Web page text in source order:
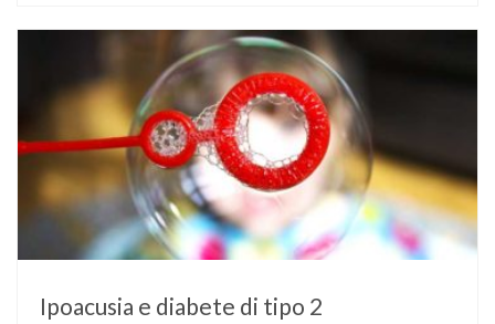
come ingannare il metabolismo ed evitare che gli zuccheri …
Ipoacusia e diabete di tipo 2